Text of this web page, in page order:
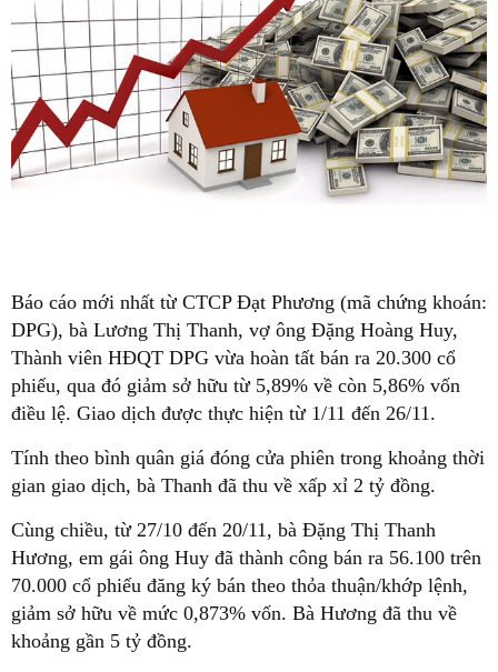
Báo cáo mới nhất từ CTCP Đạt Phương (mã chứng khoán:
DPG), bà Lương Thị Thanh, vợ ông Đặng Hoàng Huy,
Thành viên HĐQT DPG vừa hoàn tất bán ra 20.300 cổ
phiếu, qua đó giảm sở hữu từ 5,89% về còn 5,86% vốn
điều lệ. Giao dịch được thực hiện từ 1/11 đến 26/11.
Tính theo bình quân giá đóng cửa phiên trong khoảng thời
gian giao dịch, bà Thanh đã thu về xấp xỉ 2 tỷ đồng.
Cùng chiều, từ 27/10 đến 20/11, bà Đặng Thị Thanh
Hương, em gái ông Huy đã thành công bán ra 56.100 trên
70.000 cổ phiếu đăng ký bán theo thỏa thuận/khớp lệnh,
giảm sở hữu về mức 0,873% vốn. Bà Hương đã thu về
khoảng gần 5 tỷ đồng.